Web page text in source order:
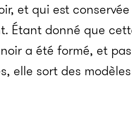
et qui est
Étant donné que
a été formé, et
elle sort des